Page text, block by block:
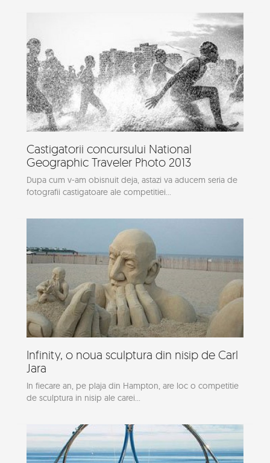
Castigatorii concursului National
Geographic Traveler Photo 2013
Dupa cum v-am obisnuit deja, astazi va aducem seria de
fotografii castigatoare ale competitiei...
Infinity, o noua sculptura din nisip de Carl
Jara
In fiecare an, pe plaja din Hampton, are loc o competitie
de sculptura in nisip ale carei...